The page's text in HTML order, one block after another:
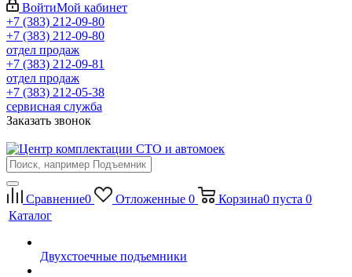
ВойтиМой кабинет
+7 (383) 212-09-80
+7 (383) 212-09-80
отдел продаж
+7 (383) 212-09-81
отдел продаж
+7 (383) 212-05-38
сервисная служба
Заказать звонок
Сравнение0 Отложенные 0 Корзина0 пуста 0
Каталог
Двухстоечные подъемники